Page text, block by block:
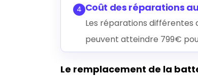
4 Coût des réparations
Les réparations
peuvent atteindre 799€
Le remplacement de la